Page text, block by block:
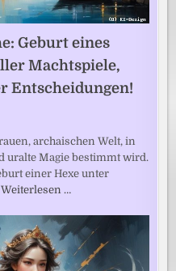
Geburt eines
Machtspiele,
Entscheidungen!
archaischen Welt, in
uralte Magie bestimmt wird.
einer Hexe unter
Weiterlesen …